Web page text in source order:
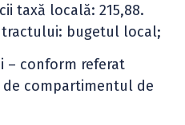
taxă locală: 215,88.
bugetul local;
– conform referat
compartimentul de